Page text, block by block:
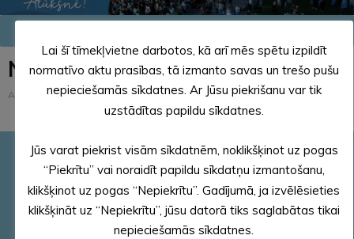
NODERĪGI RESURSI
Alūksnes novads>Sabiedrība>NODERĪGI RESURSI
Pašvaldības rekvizīti
Reģ. Nr.90000018622
PVN reģ. Nr. LV 90000018622
Lai šī tīmekļvietne darbotos, kā arī mēs spētu izpildīt
normatīvo aktu prasības, tā izmanto savas un trešo pušu
nepieciešamās sīkdatnes. Ar Jūsu piekrišanu var tik
uzstādītas papildu sīkdatnes.
Jūs varat piekrist visām sīkdatnēm, noklikšķinot uz pogas
“Piekrītu” vai noraidīt papildu sīkdatņu izmantošanu,
klikšķinot uz pogas “Nepiekrītu”. Gadījumā, ja izvēlēsieties
klikšķināt uz “Nepiekrītu”, jūsu datorā tiks saglabātas tikai
nepieciešamās sīkdatnes.